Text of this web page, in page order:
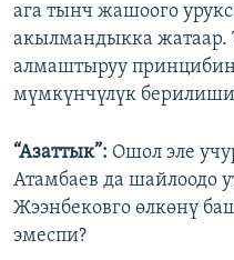
ага тынч жашоого
акылмандыкка
алмаштыруу
мүмкүнчүлүк
“Азаттык”: Ошол эле
Атамбаев да шайлоодо
Жээнбековго өлкөнү
эмеспи?